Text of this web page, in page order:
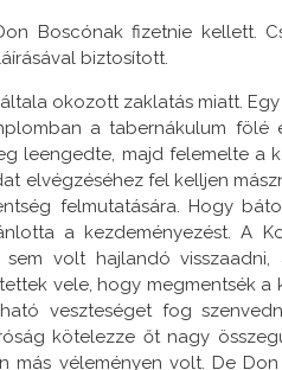
Boscónak fizetnie kellett.
biztosított.
okozott zaklatás miatt.
a tabernákulum fölé
leengedte, majd felemelte a
elvégzéséhez fel kelljen
felmutatására. Hogy
a kezdeményezést. A
volt hajlandó visszaadni,
vele, hogy megmentsék
veszteséget fog
kötelezze őt nagy
más véleményen volt. De